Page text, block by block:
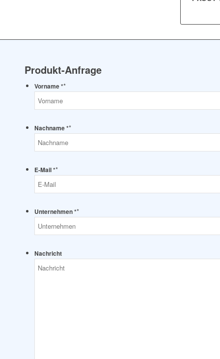
Produkt-Anfrage
Vorname **
Nachname **
E-Mail **
Unternehmen **
Nachricht